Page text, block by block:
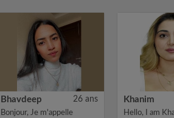
Bhavdeep 26 ans
Bonjour, Je m'appelle
Khanim
Hello, I am